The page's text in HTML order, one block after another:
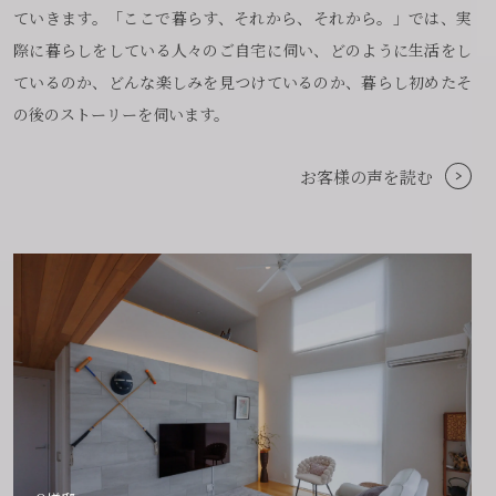
ていきます。「ここで暮らす、それから、それから。」では、実
際に暮らしをしている人々のご自宅に伺い、どのように生活をし
ているのか、どんな楽しみを見つけているのか、暮らし初めたそ
の後のストーリーを伺います。
お客様の声を読む